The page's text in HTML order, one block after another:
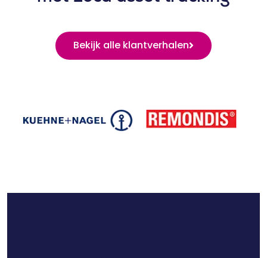
Bekijk alle klantverhalen